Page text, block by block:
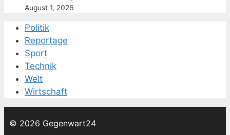
August 1, 2026
Politik
Reportage
Sport
Technik
Welt
Wirtschaft
© 2026 Gegenwart24